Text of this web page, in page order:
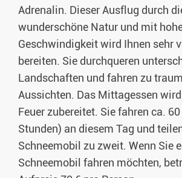
Adrenalin. Dieser Ausflug durch
wunderschöne Natur und mit
Geschwindigkeit wird Ihnen sehr
bereiten. Sie durchqueren
Landschaften und fahren zu
Aussichten. Das Mittagessen
Feuer zubereitet. Sie fahren ca.
Stunden) an diesem Tag und
Schneemobil zu zweit. Wenn Sie
Schneemobil fahren möchten,